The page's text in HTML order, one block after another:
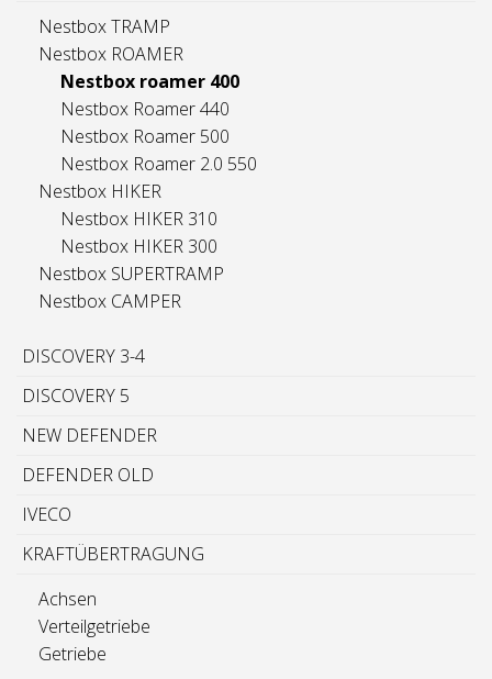
Nestbox TRAMP
Nestbox ROAMER
Nestbox roamer 400
Nestbox Roamer 440
Nestbox Roamer 500
Nestbox Roamer 2.0 550
Nestbox HIKER
Nestbox HIKER 310
Nestbox HIKER 300
Nestbox SUPERTRAMP
Nestbox CAMPER
DISCOVERY 3-4
DISCOVERY 5
NEW DEFENDER
DEFENDER OLD
IVECO
KRAFTÜBERTRAGUNG
Achsen
Verteilgetriebe
Getriebe